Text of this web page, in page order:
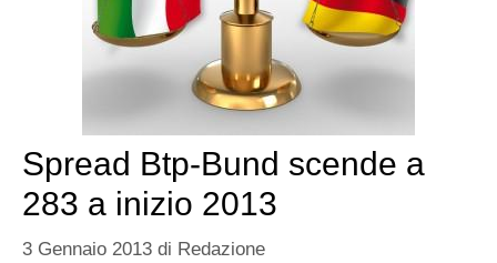
Spread Btp-Bund scende a
283 a inizio 2013
3 Gennaio 2013 di Redazione